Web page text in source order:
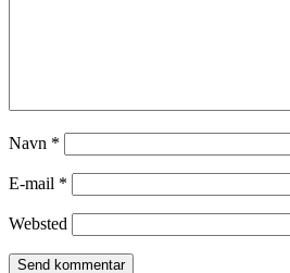
Navn *
E-mail *
Websted